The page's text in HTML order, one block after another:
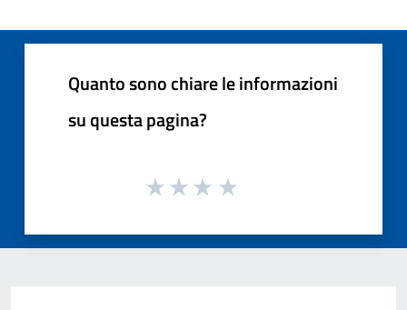
Quanto sono chiare le informazioni
su questa pagina?